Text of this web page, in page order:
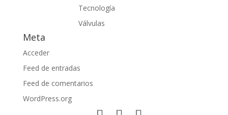
Tecnología
Válvulas
Meta
Acceder
Feed de entradas
Feed de comentarios
WordPress.org